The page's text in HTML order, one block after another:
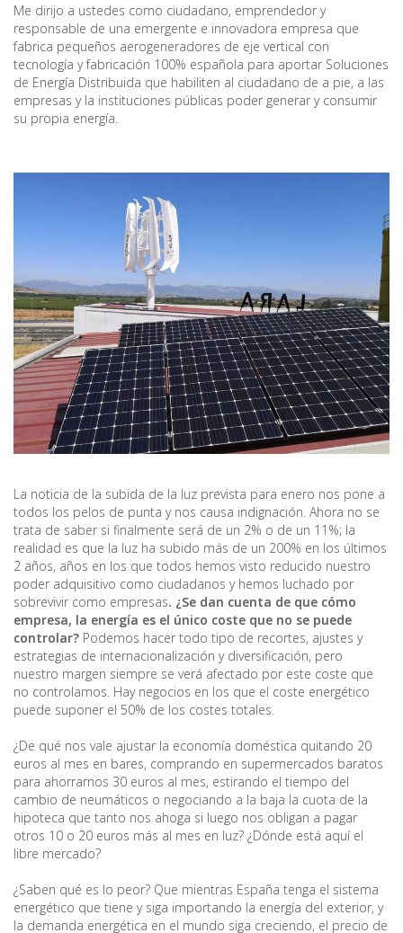
Me dirijo a ustedes como ciudadano, emprendedor y
responsable de una emergente e innovadora empresa que
fabrica pequeños aerogeneradores de eje vertical con
tecnología y fabricación 100% española para aportar Soluciones
de Energía Distribuida que habiliten al ciudadano de a pie, a las
empresas y la instituciones públicas poder generar y consumir
su propia energía.
La noticia de la subida de la luz prevista para enero nos pone a
todos los pelos de punta y nos causa indignación. Ahora no se
trata de saber si finalmente será de un 2% o de un 11%; la
realidad es que la luz ha subido más de un 200% en los últimos
2 años, años en los que todos hemos visto reducido nuestro
poder adquisitivo como ciudadanos y hemos luchado por
sobrevivir como empresas. ¿Se dan cuenta de que cómo
empresa, la energía es el único coste que no se puede
controlar? Podemos hacer todo tipo de recortes, ajustes y
estrategias de internacionalización y diversificación, pero
nuestro margen siempre se verá afectado por este coste que
no controlamos. Hay negocios en los que el coste energético
puede suponer el 50% de los costes totales.
¿De qué nos vale ajustar la economía doméstica quitando 20
euros al mes en bares, comprando en supermercados baratos
para ahorrarnos 30 euros al mes, estirando el tiempo del
cambio de neumáticos o negociando a la baja la cuota de la
hipoteca que tanto nos ahoga si luego nos obligan a pagar
otros 10 o 20 euros más al mes en luz? ¿Dónde está aquí el
libre mercado?
¿Saben qué es lo peor? Que mientras España tenga el sistema
energético que tiene y siga importando la energía del exterior, y
la demanda energética en el mundo siga creciendo, el precio de